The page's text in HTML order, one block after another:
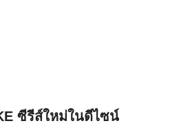
ซีรีส์ใหม่ในดีไซน์